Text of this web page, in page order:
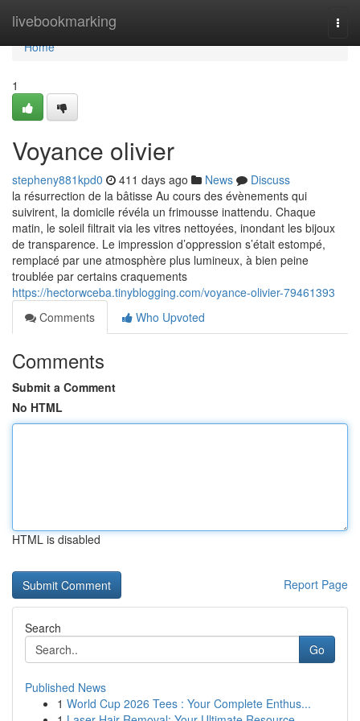
livebookmarking
Home
Home
1
Voyance olivier
stepheny881kpd0 411 days ago News
Discuss
la résurrection de la bâtisse Au cours des évènements qui
suivirent, la domicile révéla un frimousse inattendu. Chaque
matin, le soleil filtrait via les vitres nettoyées, inondant les bijoux
de transparence. Le impression d’oppression s’était estompé,
remplacé par une atmosphère plus lumineux, à bien peine
troublée par certains craquements
https://hectorwceba.tinyblogging.com/voyance-olivier-79461393
Comments
Who Upvoted
Comments
Submit a Comment
No HTML
HTML is disabled
Report Page
Search
Go
Published News
1 World Cup 2026 Tees : Your Complete Enthus...